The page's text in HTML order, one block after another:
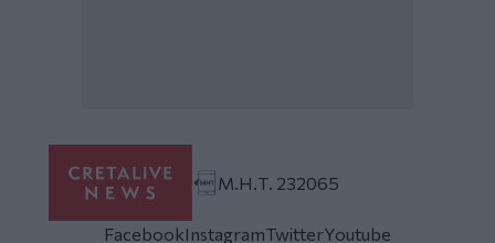
Μ.Η.Τ. 232065
FacebookInstagramTwitterYoutube